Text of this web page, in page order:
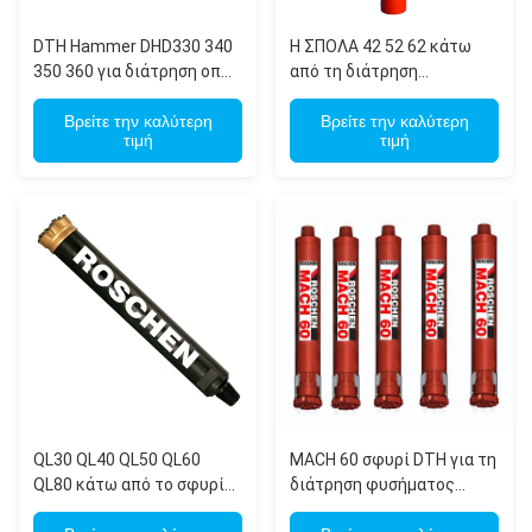
DTH Hammer DHD330 340
350 360 για διάτρηση οπών
τρύπας στο γεωτρύπανο
Βρείτε την καλύτερη
τιμή
Η ΣΠΟΛΑ 42 52 62 κάτω
από τη διάτρηση
μεταλλείας σφυριών
τρυπών/η χαμηλή πίεση
αέρα τρυπά τα μέρη
Βρείτε την καλύτερη
τιμή
QL30 QL40 QL50 QL60
QL80 κάτω από το σφυρί
τρυπών για τη διάτρηση
MACH 60 σφυρί DTH για τη
διάτρηση φυσήματος
βράχου, διάτρηση